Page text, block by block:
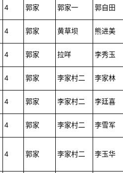
4 郭家 郭家一 郭自田
4 郭家 黄草坝 熊进美
4 郭家 拉咩 李秀玉
4 郭家 李家村二 李家林
4 郭家 李家村二 李廷喜
4 郭家 李家村二 李雪军
4 郭家 李家村二 李玉华